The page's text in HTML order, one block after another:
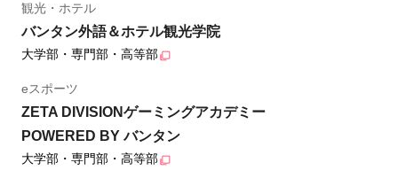
観光・ホテル
バンタン外語＆ホテル観光学院
大学部・専門部・高等部
eスポーツ
ZETA DIVISIONゲーミングアカデミー
POWERED BY バンタン
大学部・専門部・高等部